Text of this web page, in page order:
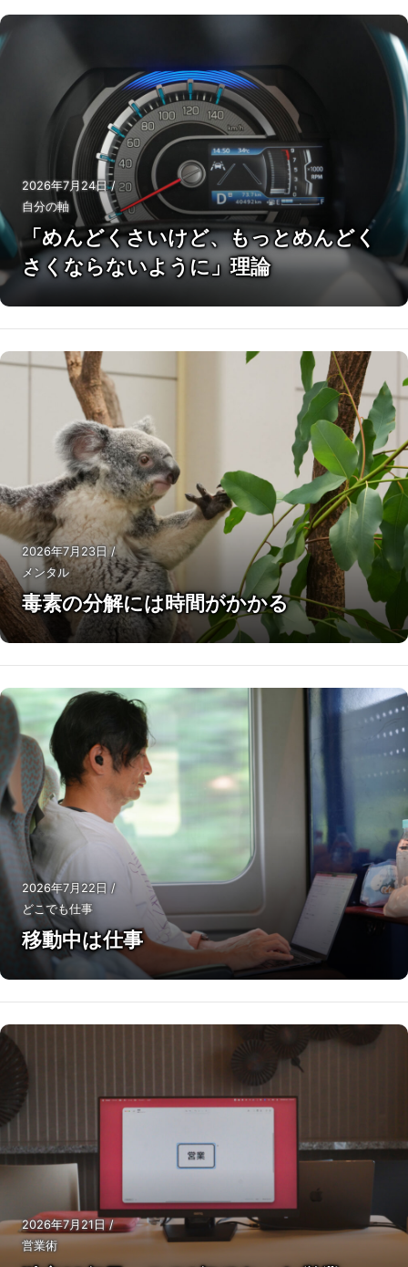
2026年7月24日/
自分の軸
「めんどくさいけど、もっとめんどく
さくならないように」理論
2026年7月23日/
メンタル
毒素の分解には時間がかかる
2026年7月22日/
どこでも仕事
移動中は仕事
2026年7月21日/
営業術